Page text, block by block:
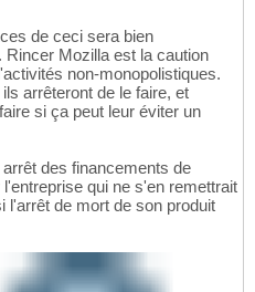
de ceci sera bien
Mozilla est la caution
non-monopolistiques.
arrêteront de le faire, et
si ça peut leur éviter un
des financements de
qui ne s'en remettrait
l'arrêt de mort de son produit